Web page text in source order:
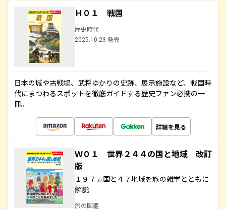
Ｈ０１ 戦国
歴史時代
2025.10.23 発売
日本の城や古戦場、武将ゆかりの史跡、展示施設など、戦国時
代にまつわるスポットを徹底ガイドする歴史ファン必携の一
冊。
詳細を見る
Ｗ０１ 世界２４４の国と地域 改訂
版
１９７ヵ国と４７地域を旅の雑学とともに
解説
旅の図鑑